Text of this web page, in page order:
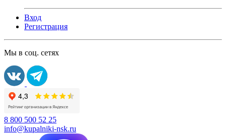
Вход
Регистрация
Мы в соц. сетях
8 800 500 52 25
info@kupalniki-nsk.ru